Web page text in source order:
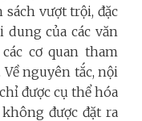
vượt trội, đặc
dung của các văn
cơ quan tham
nguyên tắc, nội
được cụ thể hóa
được đặt ra